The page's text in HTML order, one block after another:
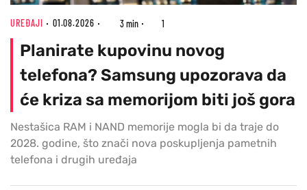
UREĐAJI 01.08.2026 3 min 1
Planirate kupovinu novog
telefona? Samsung upozorava da
će kriza sa memorijom biti još gora
Nestašica RAM i NAND memorije mogla bi da traje do
2028. godine, što znači nova poskupljenja pametnih
telefona i drugih uređaja